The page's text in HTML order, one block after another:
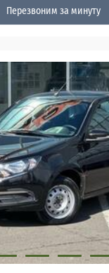
Перезвоним за минуту